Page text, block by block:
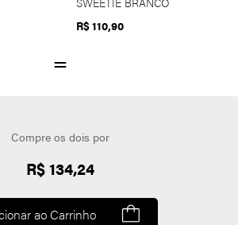
R$ 110,90
Compre os dois por
R$ 134,24
ao Carrinho